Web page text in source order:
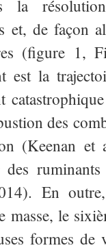
la
et, de façon
(figure 1,
est la
des
(Keenan
En
masse, le
formes